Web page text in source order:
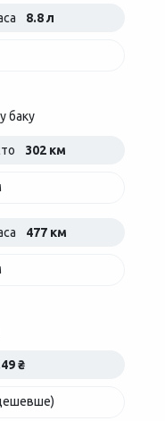
8.8 л
баку
302 км
477 км
₴